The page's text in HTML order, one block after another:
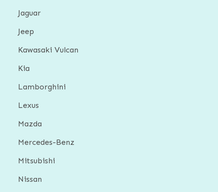
Jaguar
Jeep
Kawasaki Vulcan
Kia
Lamborghini
Lexus
Mazda
Mercedes-Benz
Mitsubishi
Nissan